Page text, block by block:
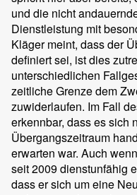
und die nicht
Dienstleistung mit
Kläger meint, dass der
definiert sei, ist dies
unterschiedlichen
zeitliche Grenze dem
zuwiderlaufen. Im Fall
erkennbar, dass es sich
Übergangszeitraum
erwarten war. Auch
seit 2009 dienstunfähig
dass er sich um eine